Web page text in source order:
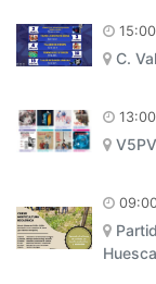
15:00
C.
13:00